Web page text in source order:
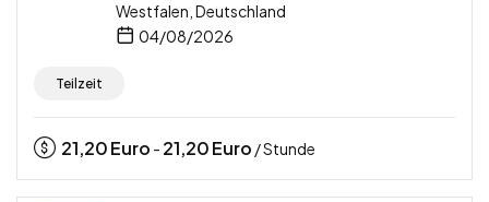
Westfalen, Deutschland
04/08/2026
Teilzeit
21,20Euro - 21,20Euro / Stunde